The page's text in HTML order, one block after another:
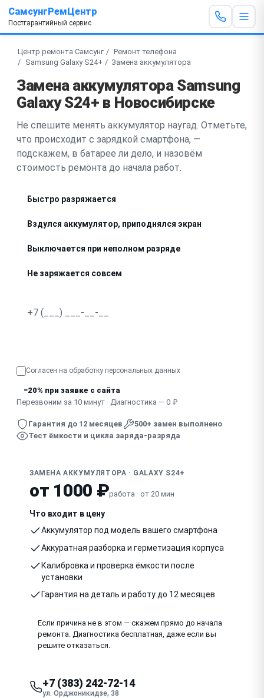
СамсунгРемЦентр
Постгарантийный сервис
Центр ремонта Самсунг
Ремонт телефона
Samsung Galaxy S24+
Замена аккумулятора
Замена аккумулятора Samsung
Galaxy S24+ в Новосибирске
Не спешите менять аккумулятор наугад. Отметьте,
что происходит с зарядкой смартфона, —
подскажем, в батарее ли дело, и назовём
стоимость ремонта до начала работ.
Быстро разряжается
Вздулся аккумулятор, приподнялся экран
Выключается при неполном разряде
Не заряжается совсем
Согласен на обработку персональных данных
−20% при заявке с сайта
Перезвоним за 10 минут · Диагностика — 0 ₽
Гарантия до 12 месяцев
500+ замен выполнено
Тест ёмкости и цикла заряда-разряда
ЗАМЕНА АККУМУЛЯТОРА · GALAXY S24+
от 1000 ₽работа · от 20 мин
Что входит в цену
Аккумулятор под модель вашего смартфона
Аккуратная разборка и герметизация корпуса
Калибровка и проверка ёмкости после
установки
Гарантия на деталь и работу до 12 месяцев
Если причина не в этом — скажем прямо до начала
ремонта. Диагностика бесплатная, даже если вы
решите отказаться.
+7 (383) 242-72-14
ул. Орджоникидзе, 38